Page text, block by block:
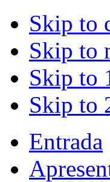
Skip to
Skip to
Skip to
Skip to
Entrada